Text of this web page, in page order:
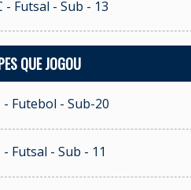
- Futsal - Sub - 13
QUE JOGOU
- Futebol - Sub-20
Futsal - Sub - 11